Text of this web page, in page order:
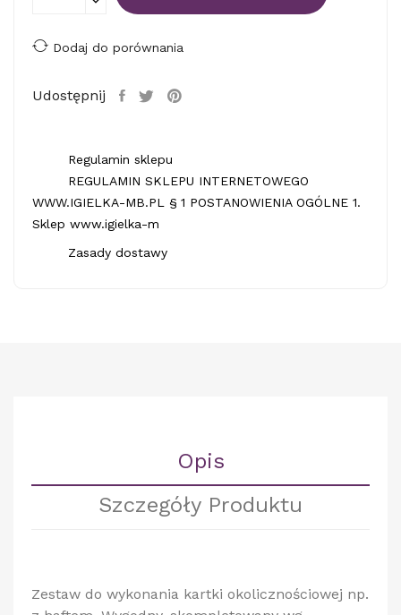
Dodaj do porównania
Udostępnij
Regulamin sklepu
REGULAMIN SKLEPU INTERNETOWEGO
WWW.IGIELKA-MB.PL § 1 POSTANOWIENIA OGÓLNE 1.
Sklep www.igielka-m
Zasady dostawy
Opis
Szczegóły Produktu
Zestaw do wykonania kartki okolicznościowej np.